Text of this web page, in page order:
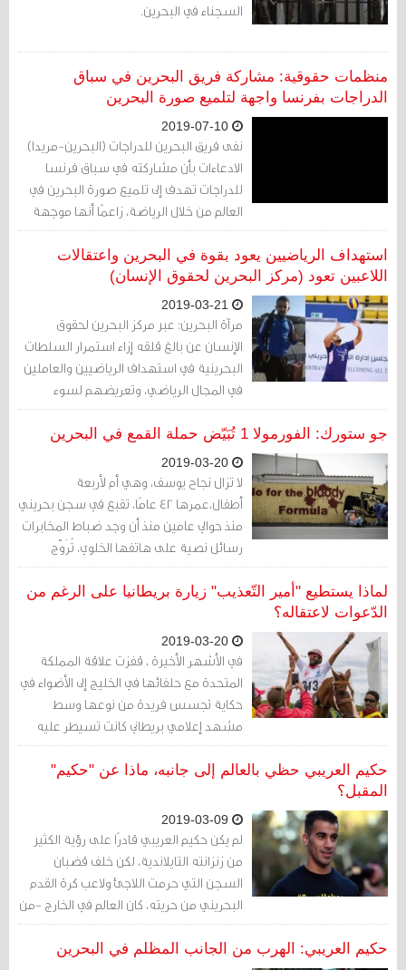
السجناء في البحرين.
منظمات حقوقية: مشاركة فريق البحرين في سباق
الدراجات بفرنسا واجهة لتلميع صورة البحرين
نفى فريق البحرين للدراجات (البحرين-مريدا)
الادعاءات بأن مشاركته في سباق فرنسا
للدراجات تهدف إلى تلميع صورة البحرين في
العالم من خلال الرياضة، زاعمًا أنها موجهة
بشكل سيء، وغير منطقية، وأن الفريق
منفصل بشكل كامل عن الحكومة البحرينية.
استهداف الرياضيين يعود بقوة في البحرين واعتقالات
اللاعبين تعود (مركز البحرين لحقوق الإنسان)
مرآة البحرين: عبر مركز البحرين لحقوق
الإنسان عن بالغ قلقه إزاء استمرار السلطات
البحرينية في استهداف الرياضيين والعاملين
في المجال الرياضي، وتعريضهم لسوء
المعاملة.
جو ستورك: الفورمولا 1 تُبَيّض حملة القمع في البحرين
لا تزال نجاح يوسف، وهي أم لأربعة
أطفال،عمرها 42 عامًا، تقبع في سجن بحريني
منذ حوالي عامين منذ أن وجد ضباط المخابرات
رسائل نصية على هاتفها الخلوي، تُرَوّج
للاحتجاجات المناهضة للحكومة.
لماذا يستطيع "أمير التّعذيب" زيارة بريطانيا على الرغم من
الدّعوات لاعتقاله؟
في الأشهر الأخيرة ، قفزت علاقة المملكة
المتحدة مع حلفائها في الخليج إلى الأضواء في
حكاية تجسس فريدة من نوعها وسط
مشهد إعلامي بريطاني كانت تسيطر عليه
أخبار خروج بريطانيا من الاتحاد الأوروبي.
حكيم العريبي حظي بالعالم إلى جانبه، ماذا عن "حكيم"
المقبل؟
لم يكن حكيم العريبي قادرًا على رؤية الكثير
من زنزانته التايلاندية، لكن خلف قضبان
السجن التي حرمت اللاجئ ولاعب كرة القدم
البحريني من حريته، كان العالم في الخارج -من
أجله- يتغير بطريقة لم يكن ممكنًا له أبدًا
تصورها.
حكيم العريبي: الهرب من الجانب المظلم في البحرين